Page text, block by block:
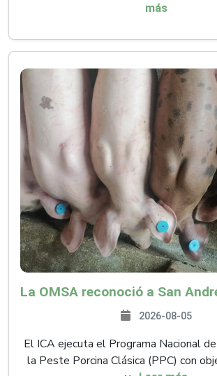
más
2026-08-05
El ICA ejecuta el Programa Nacional
la Peste Porcina Clásica (PPC) con